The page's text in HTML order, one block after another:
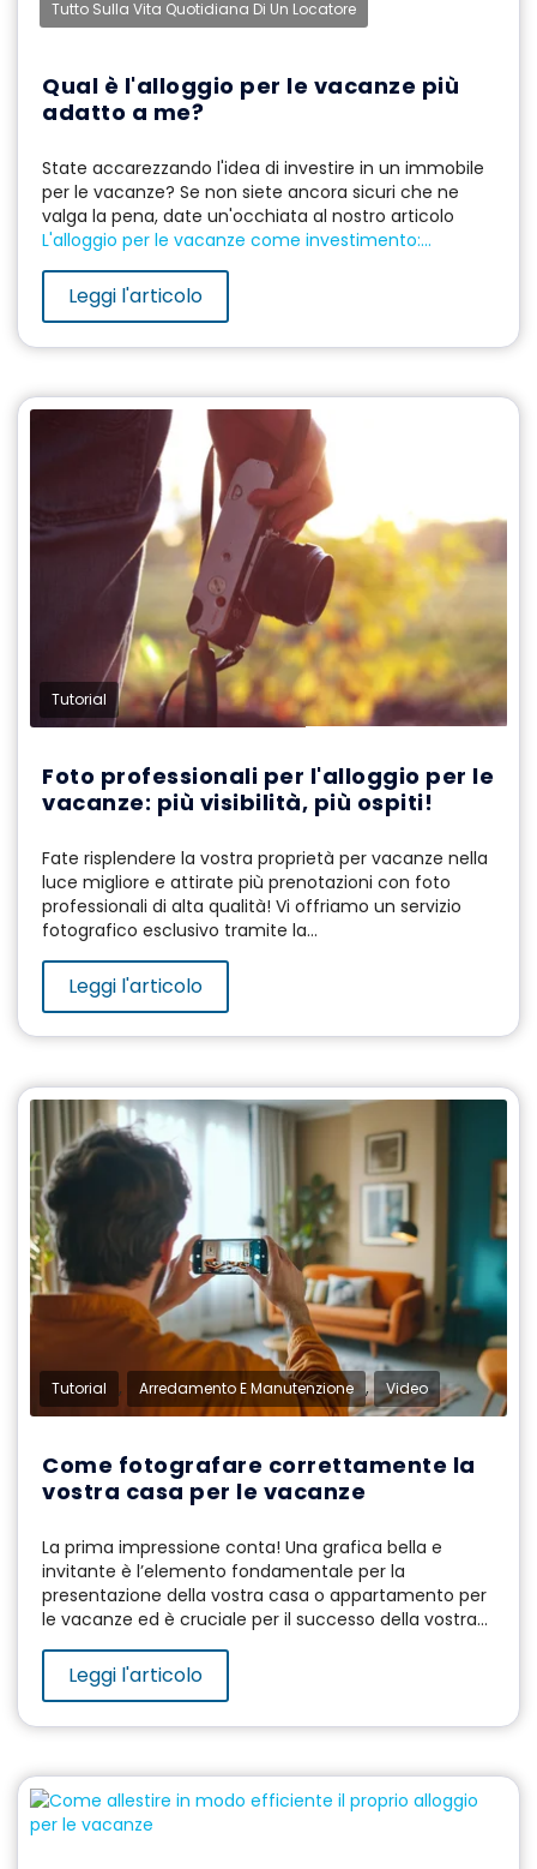
Tutto Sulla Vita Quotidiana Di Un Locatore
Qual è l'alloggio per le vacanze più
adatto a me?
State accarezzando l'idea di investire in un immobile
per le vacanze? Se non siete ancora sicuri che ne
valga la pena, date un'occhiata al nostro articolo
L'alloggio per le vacanze come investimento:...
Leggi l'articolo
Tutorial
Foto professionali per l'alloggio per le
vacanze: più visibilità, più ospiti!
Fate risplendere la vostra proprietà per vacanze nella
luce migliore e attirate più prenotazioni con foto
professionali di alta qualità! Vi offriamo un servizio
fotografico esclusivo tramite la...
Leggi l'articolo
Tutorial , Arredamento E Manutenzione , Video
Come fotografare correttamente la
vostra casa per le vacanze
La prima impressione conta! Una grafica bella e
invitante è l’elemento fondamentale per la
presentazione della vostra casa o appartamento per
le vacanze ed è cruciale per il successo della vostra...
Leggi l'articolo